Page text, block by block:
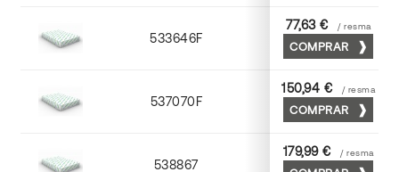
533646F 45 x 64
77,63 € / resma
COMPRAR
537070F 70 x 100
150,94 € / resma
COMPRAR
538867 65 x 90
179,99 € / resma